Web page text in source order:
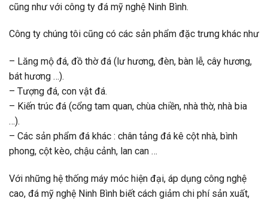
cũng như với công ty đá mỹ nghệ Ninh Bình.
Công ty chúng tôi cũng có các sản phẩm đặc trưng khác như
– Lăng mộ đá, đồ thờ đá (lư hương, đèn, bàn lễ, cây hương,
bát hương …).
– Tượng đá, con vật đá.
– Kiến trúc đá (cổng tam quan, chùa chiền, nhà thờ, nhà bia
…).
– Các sản phẩm đá khác : chân tảng đá kê cột nhà, bình
phong, cột kèo, chậu cảnh, lan can …
Với những hệ thống máy móc hiện đại, áp dụng công nghệ
cao, đá mỹ nghệ Ninh Bình biết cách giảm chi phí sản xuất,